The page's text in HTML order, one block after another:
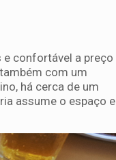
e confortável a preço
com um
há cerca de um
assume o espaço e